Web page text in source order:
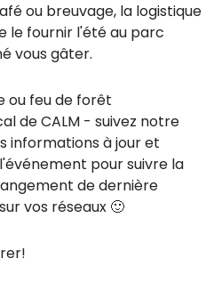
ou breuvage, la logistique
le fournir l'été au parc
vous gâter.
ou feu de forêt
de CALM - suivez notre
informations à jour et
pour suivre la
de dernière
vos réseaux 🙂